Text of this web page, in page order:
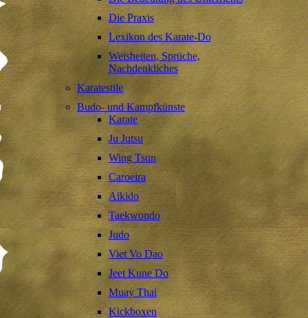
Die Praxis
Lexikon des Karate-Do
Weisheiten, Sprüche,
Nachdenkliches
Karatestile
Budo- und Kampfkünste
Karate
Ju Jutsu
Wing Tsun
Caroeira
Aikido
Taekwondo
Judo
Viet Vo Dao
Jeet Kune Do
Muay Thai
Kickboxen